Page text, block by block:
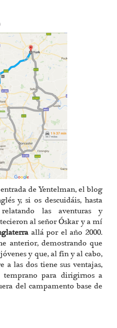
de Yentelman, el blog
y, si os descuidáis, hasta
las aventuras y
al señor Óskar y a mí
allá por el año 2000.
anterior, demostrando que
y que, al fin y al cabo,
a las dos tiene sus ventajas,
temprano para dirigirnos a
del campamento base de